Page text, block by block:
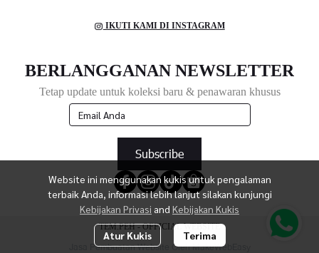
Website ini menggunakan kukis untuk pengalaman
terbaik Anda, informasi lebih lanjut silakan kunjungi
Kebijakan Privasi and Kebijakan Kukis
Atur Kukis Terima
IKUTI KAMI DI INSTAGRAM
BERLANGGANAN NEWSLETTER
Tetap update untuk koleksi baru & penawaran khusus
Subscribe
TEM.PEH - OFFICIAL WEBSITE
Jasa Pembuatan Website Oleh MakeWebEasy